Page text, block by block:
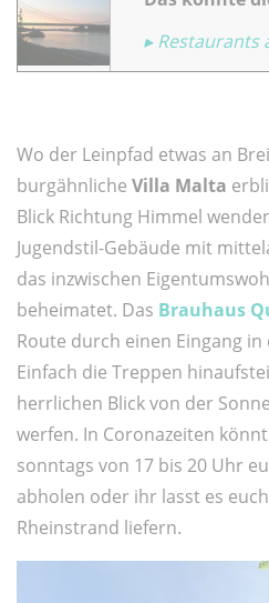
▸ Restaurants
Wo der Leinpfad etwas an
burgähnliche Villa Malta
Blick Richtung Himmel
Jugendstil-Gebäude mit
das inzwischen
beheimatet. Das Brauhaus
Route durch einen Eingang
Einfach die Treppen
herrlichen Blick von der
werfen. In Coronazeiten
sonntags von 17 bis 20 Uhr
abholen oder ihr lasst es
Rheinstrand liefern.